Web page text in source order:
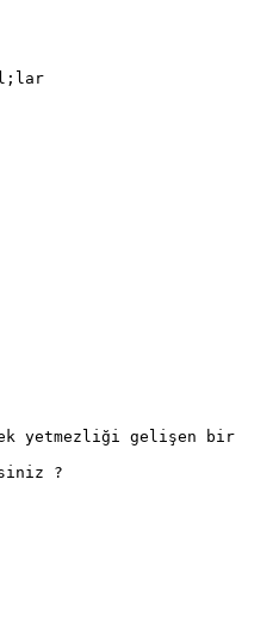
yetmezliği gelişen bir
?